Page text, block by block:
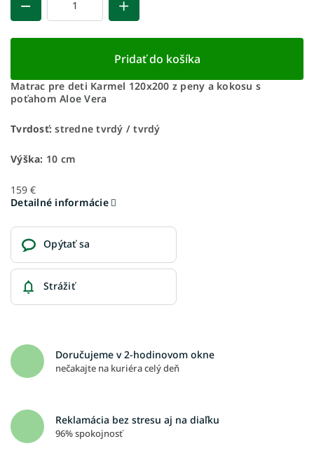
Pridať do košíka
Matrac pre deti Karmel 120x200 z peny a kokosu s
poťahom Aloe Vera
Tvrdosť: stredne tvrdý / tvrdý
Výška: 10 cm
159 €
Detailné informácie
Opýtať sa
Strážiť
Doručujeme v 2-hodinovom okne
nečakajte na kuriéra celý deň
Reklamácia bez stresu aj na diaľku
96% spokojnosť